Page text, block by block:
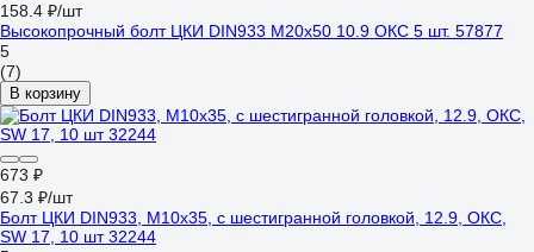
158.4 ₽/шт
Высокопрочный болт ЦКИ DIN933 М20х50 10.9 ОКС 5 шт. 57877
5
(7)
В корзину
673 ₽
67.3 ₽/шт
Болт ЦКИ DIN933, М10x35, с шестигранной головкой, 12.9, ОКС,
SW 17, 10 шт 32244